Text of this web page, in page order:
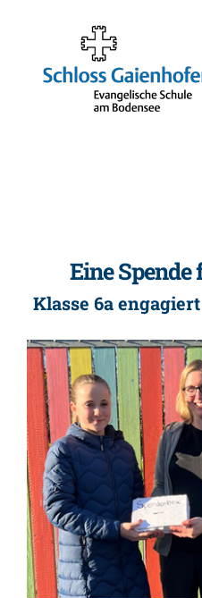
Werkzeugleiste öffnen
springen
Eine
Klasse 6a